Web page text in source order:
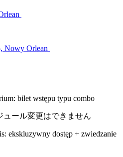
Nowy Orlean
bilet wstępu typu combo
ュール変更はできません
ekskluzywny dostęp + zwiedzanie